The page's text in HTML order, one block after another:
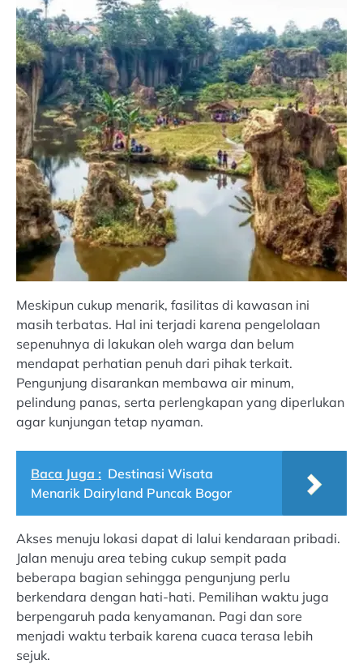
Meskipun cukup menarik, fasilitas di kawasan ini
masih terbatas. Hal ini terjadi karena pengelolaan
sepenuhnya di lakukan oleh warga dan belum
mendapat perhatian penuh dari pihak terkait.
Pengunjung disarankan membawa air minum,
pelindung panas, serta perlengkapan yang diperlukan
agar kunjungan tetap nyaman.
Baca Juga : Destinasi Wisata
Menarik Dairyland Puncak Bogor
Akses menuju lokasi dapat di lalui kendaraan pribadi.
Jalan menuju area tebing cukup sempit pada
beberapa bagian sehingga pengunjung perlu
berkendara dengan hati-hati. Pemilihan waktu juga
berpengaruh pada kenyamanan. Pagi dan sore
menjadi waktu terbaik karena cuaca terasa lebih
sejuk.